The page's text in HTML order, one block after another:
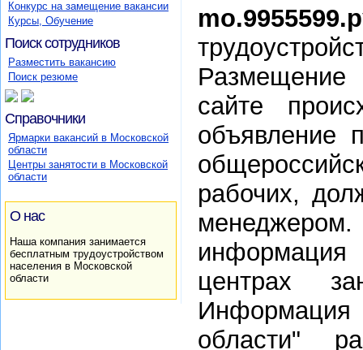
Конкурс на замещение вакансии
Курсы, Обучение
Поиск сотрудников
Разместить вакансию
Поиск резюме
Справочники
Ярмарки вакансий в Московской
области
Центры занятости в Московской
области
О нас
Наша компания занимается
бесплатным трудоустройством
населения в Московской
области
сайте
объявление
рабочих,
центрах
области"